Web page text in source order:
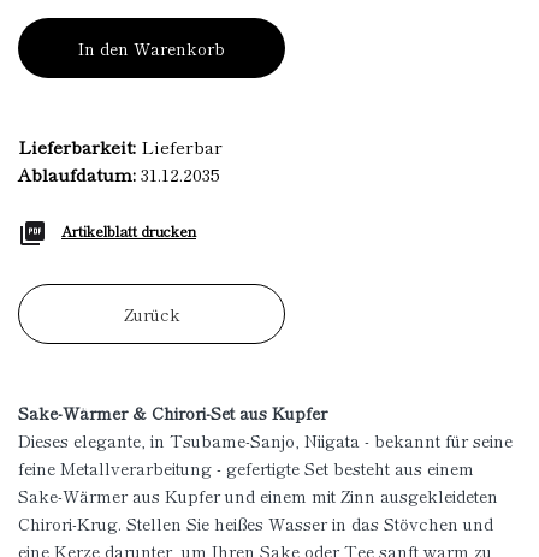
In den Warenkorb
Lieferbarkeit: Lieferbar
Ablaufdatum:31.12.2035
Artikelblatt drucken
Zurück
Sake-Wärmer & Chirori-Set aus Kupfer
Dieses elegante, in Tsubame-Sanjo, Niigata - bekannt für seine
feine Metallverarbeitung - gefertigte Set besteht aus einem
Sake-Wärmer aus Kupfer und einem mit Zinn ausgekleideten
Chirori-Krug. Stellen Sie heißes Wasser in das Stövchen und
eine Kerze darunter, um Ihren Sake oder Tee sanft warm zu